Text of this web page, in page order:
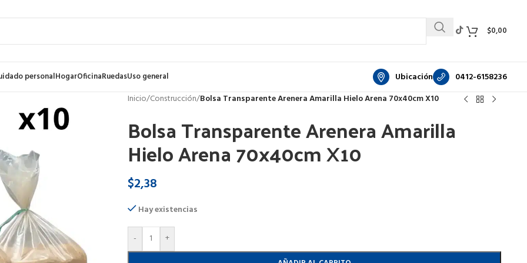
$0,00
personalHogarOficinaRuedasUso general Ubicación 0412-6158236
Inicio/Construcción/Bolsa Transparente Arenera Amarilla Hielo Arena 70x40cm X10
Bolsa Transparente Arenera Amarilla
Hielo Arena 70x40cm X10
$2,38
Hay existencias
- +